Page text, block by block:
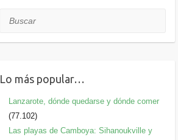
Buscar
Lo más popular…
Lanzarote, dónde quedarse y dónde comer
(77.102)
Las playas de Camboya: Sihanoukville y